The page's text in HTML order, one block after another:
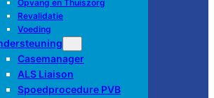
Opvang en Thuiszorg
Revalidatie
Voeding
Casemanager
ALS Liaison
Spoedprocedure PVB